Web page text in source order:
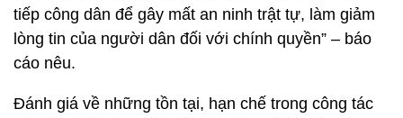
tiếp công dân để gây mất an ninh trật tự, làm giảm
lòng tin của người dân đối với chính quyền” – báo
cáo nêu.
Đánh giá về những tồn tại, hạn chế trong công tác